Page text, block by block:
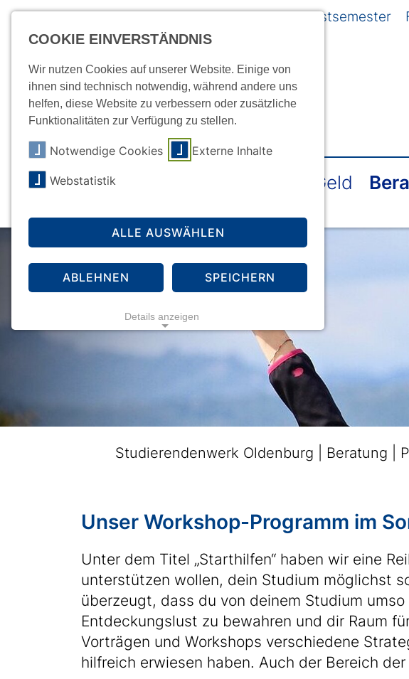
Für Erstsemester
Geld
Studierendenwerk Oldenburg Beratung
Unser Workshop-Programm im
Unter dem Titel „Starthilfen“ haben wir eine
unterstützen wollen, dein Studium möglichst
überzeugt, dass du von deinem Studium
Entdeckungslust zu bewahren und dir Raum
Vorträgen und Workshops verschiedene
hilfreich erwiesen haben. Auch der Bereich
COOKIE EINVERSTÄNDNIS
Wir nutzen Cookies auf unserer Website. Einige von
ihnen sind technisch notwendig, während andere uns
helfen, diese Website zu verbessern oder zusätzliche
Funktionalitäten zur Verfügung zu stellen.
Notwendige Cookies Externe Inhalte
Webstatistik
ALLE AUSWÄHLEN
ABLEHNEN SPEICHERN
Details anzeigen
|Datenschutz